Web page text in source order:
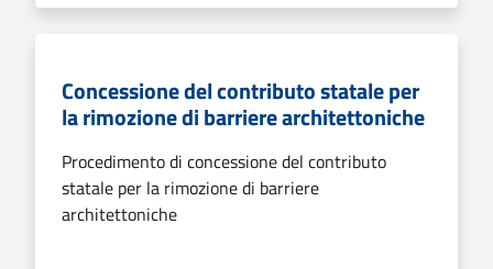
Concessione del contributo statale per
la rimozione di barriere architettoniche
Procedimento di concessione del contributo
statale per la rimozione di barriere
architettoniche